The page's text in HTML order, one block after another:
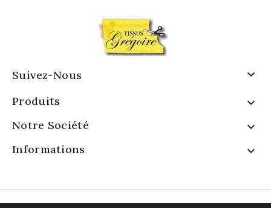
Suivez-Nous 
Produits 
Notre Société 
Informations 